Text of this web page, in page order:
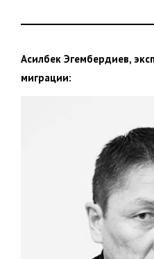
Асилбек Эгембердиев,
миграции: